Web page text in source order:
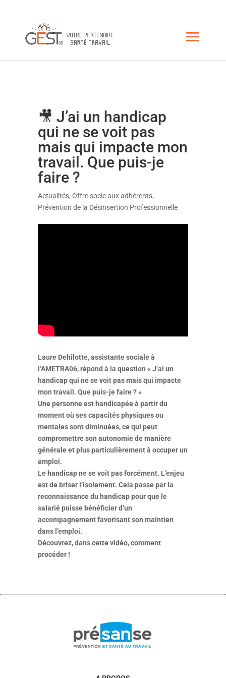
🎥 J’ai un handicap
qui ne se voit pas
mais qui impacte mon
travail. Que puis-je
faire ?
Actualités, Offre socle aux adhérents,
Prévention de la Désinsertion Professionnelle
Laure Dehilotte, assistante sociale à
l’AMETRA06, répond à la question « J’ai un
handicap qui ne se voit pas mais qui impacte
mon travail. Que puis-je faire ? »
Une personne est handicapée à partir du
moment où ses capacités physiques ou
mentales sont diminuées, ce qui peut
compromettre son autonomie de manière
générale et plus particulièrement à occuper un
emploi.
Le handicap ne se voit pas forcément. L’enjeu
est de briser l’isolement. Cela passe par la
reconnaissance du handicap pour que le
salarié puisse bénéficier d’un
accompagnement favorisant son maintien
dans l’emploi.
Découvrez, dans cette vidéo, comment
procéder !